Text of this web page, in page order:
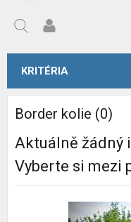
KRITÉRIA
Border kolie (0)
Aktuálně žádný
Vyberte si mezi